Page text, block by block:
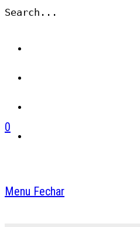
Search...
0
Menu Fechar